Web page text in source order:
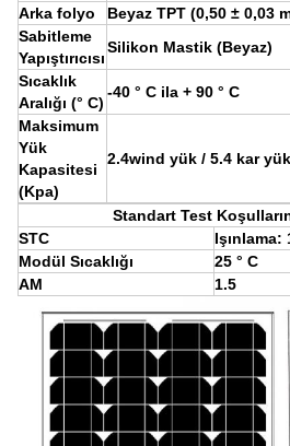
Arka folyo
Beyaz TPT (0,50 ± 0,03
Sabitleme
Yapıştırıcısı
Silikon Mastik (Beyaz)
Sıcaklık
Aralığı (° C)
-40 ° C ila + 90 ° C
Maksimum
Yük
Kapasitesi
(Kpa)
2.4wind yük / 5.4 kar
Standart Test
STC
Işınlama:
Modül Sıcaklığı
25 ° C
AM
1.5